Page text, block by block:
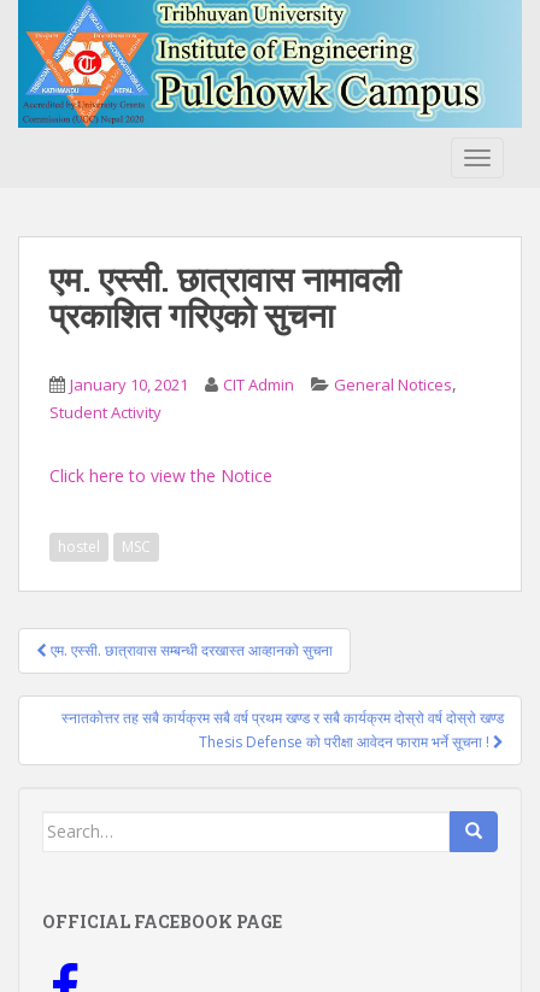
एम. एस्सी. छात्रावास नामावली
प्रकाशित गरिएको सुचना
January 10, 2021 CIT Admin General Notices,
Student Activity
Click here to view the Notice
hostel MSC
Post
navigation
एम. एस्सी. छात्रावास सम्बन्धी दरखास्त आव्हानको सुचना
स्नातकोत्तर तह सबै कार्यक्रम सबै वर्ष प्रथम खण्ड र सबै कार्यक्रम दोस्रो वर्ष दोस्रो खण्ड
Thesis Defense को परीक्षा आवेदन फाराम भर्ने सूचना !
Search
OFFICIAL FACEBOOK PAGE